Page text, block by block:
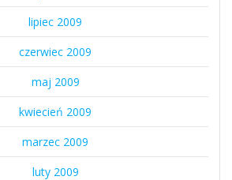
lipiec 2009
czerwiec 2009
maj 2009
kwiecień 2009
marzec 2009
luty 2009